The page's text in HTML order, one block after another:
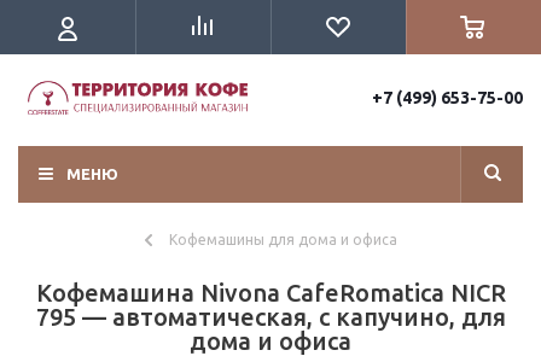
+7 (499) 653-75-00
МЕНЮ
Кофемашины для дома и офиса
Кофемашина Nivona CafeRomatica NICR
795 — автоматическая, с капучино, для
дома и офиса